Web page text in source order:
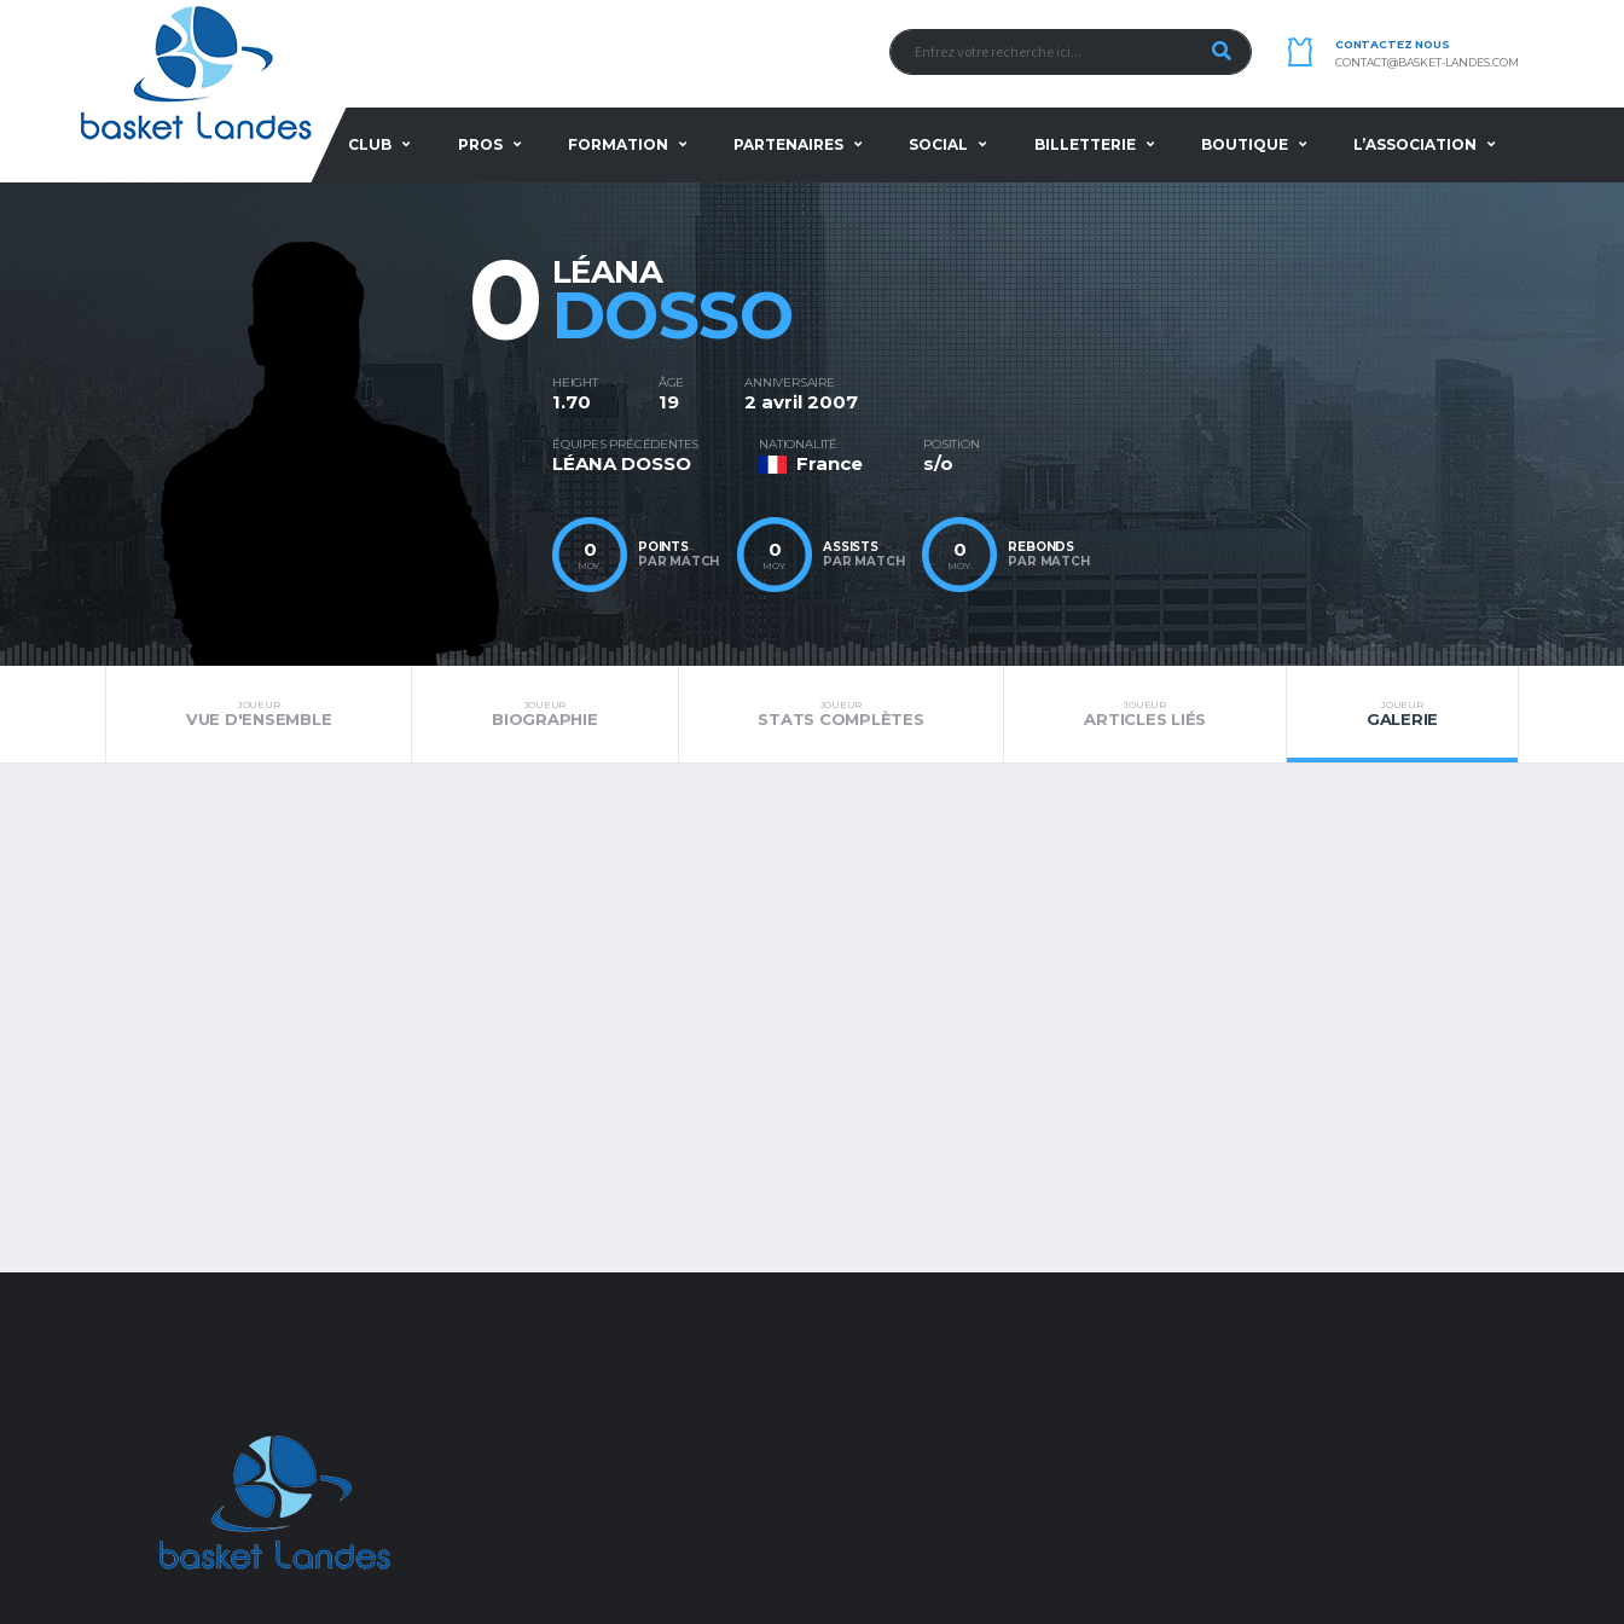
CONTACTEZ NOUS
CONTACT@BASKET-LANDES.COM
CLUB PROS FORMATION PARTENAIRES SOCIAL BILLETTERIE BOUTIQUE L’ASSOCIATION
0 LÉANA
DOSSO
HEIGHT
1.70
ÂGE
19
ANNIVERSAIRE
2 avril 2007
ÉQUIPES PRÉCÉDENTES
LÉANA DOSSO
NATIONALITÉ
France
POSITION
s/o
0
MOY.
POINTS
PAR MATCH
0
MOY.
ASSISTS
PAR MATCH
0
MOY.
REBONDS
PAR MATCH
JOUEUR
VUE D'ENSEMBLE
JOUEUR
BIOGRAPHIE
JOUEUR
STATS COMPLÈTES
JOUEUR
ARTICLES LIÉS
JOUEUR
GALERIE